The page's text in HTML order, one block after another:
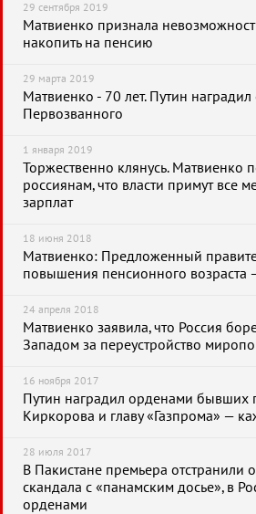
29 сентября 2019
Матвиенко признала
накопить на пенсию
29 марта 2019
Матвиенко - 70 лет. Путин
Первозванного
1 января 2019
Торжественно клянусь. Матвиенко
россиянам, что власти примут все
зарплат
18 июня 2018
Матвиенко: Предложенный
повышения пенсионного возраста
24 апреля 2018
Матвиенко заявила, что Россия
Западом за переустройство
16 ноября 2017
Путин наградил орденами бывших
Киркорова и главу «Газпрома» —
28 июля 2017
В Пакистане премьера отстранили
скандала с «панамским досье», в
орденами